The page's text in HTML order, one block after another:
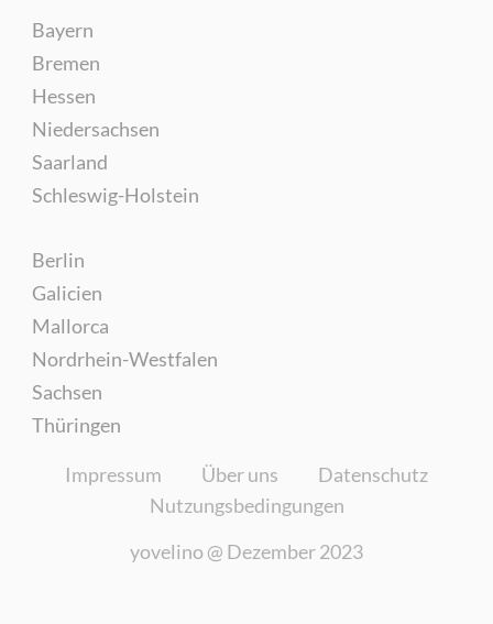
Bayern
Bremen
Hessen
Niedersachsen
Saarland
Schleswig-Holstein
Berlin
Galicien
Mallorca
Nordrhein-Westfalen
Sachsen
Thüringen
Impressum Über uns
Datenschutz
Nutzungsbedingungen
yovelino @ Dezember 2023